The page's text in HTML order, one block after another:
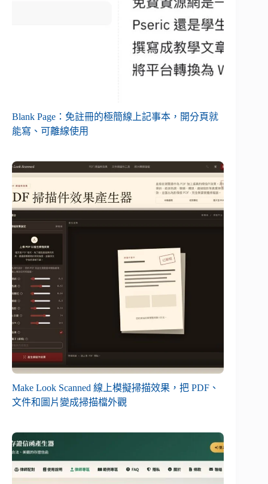
Blank Page：免註冊的極簡線上記事本，開分頁就
能寫、可離線使用
Make Look Scanned 線上模擬掃描效果，把 PDF、
文件和圖片變成掃描檔外觀